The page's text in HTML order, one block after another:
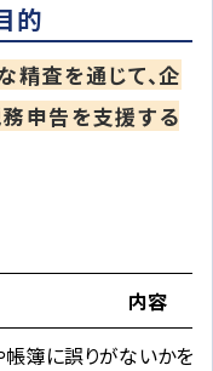
的
査を通じて、企
申告を支援する
内容
簿に誤りがないかをチ